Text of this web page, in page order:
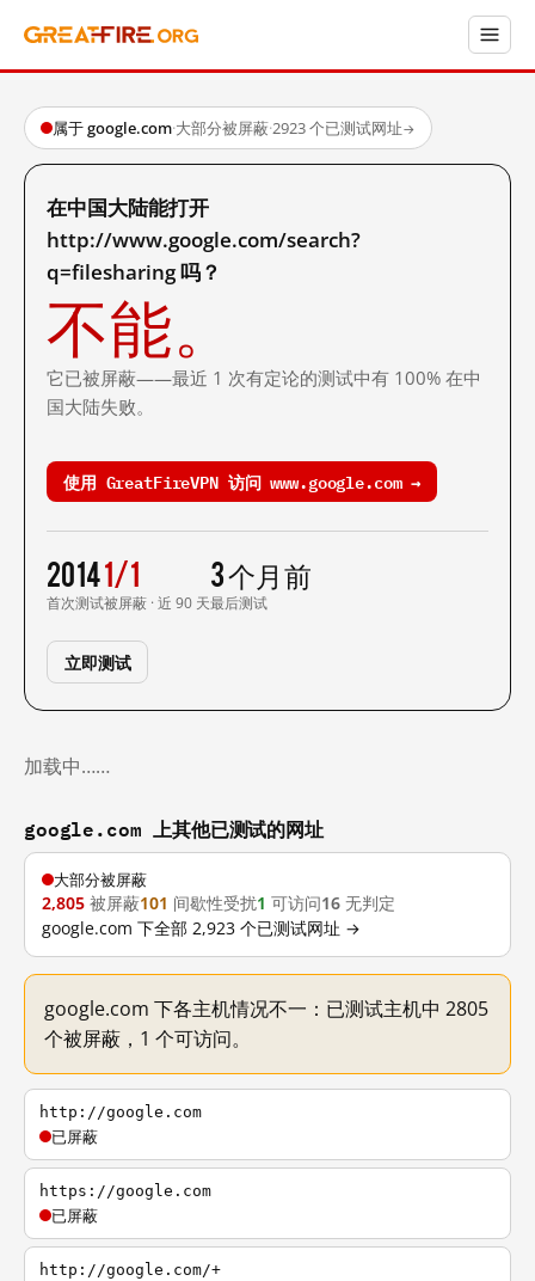
属于 google.com·大部分被屏蔽·2923 个已测试网址→
在中国大陆能打开
http://www.google.com/search?
q=filesharing 吗？
不能。
它已被屏蔽——最近 1 次有定论的测试中有 100% 在中
国大陆失败。
使用 GreatFireVPN 访问 www.google.com →
2014
首次测试
1/1
被屏蔽 · 近 90 天
3 个月前
最后测试
立即测试
加载中……
google.com 上其他已测试的网址
大部分被屏蔽
2,805 被屏蔽101 间歇性受扰1 可访问16 无判定
google.com 下全部 2,923 个已测试网址 →
google.com 下各主机情况不一：已测试主机中 2805
个被屏蔽，1 个可访问。
http://google.com
已屏蔽
https://google.com
已屏蔽
http://google.com/+